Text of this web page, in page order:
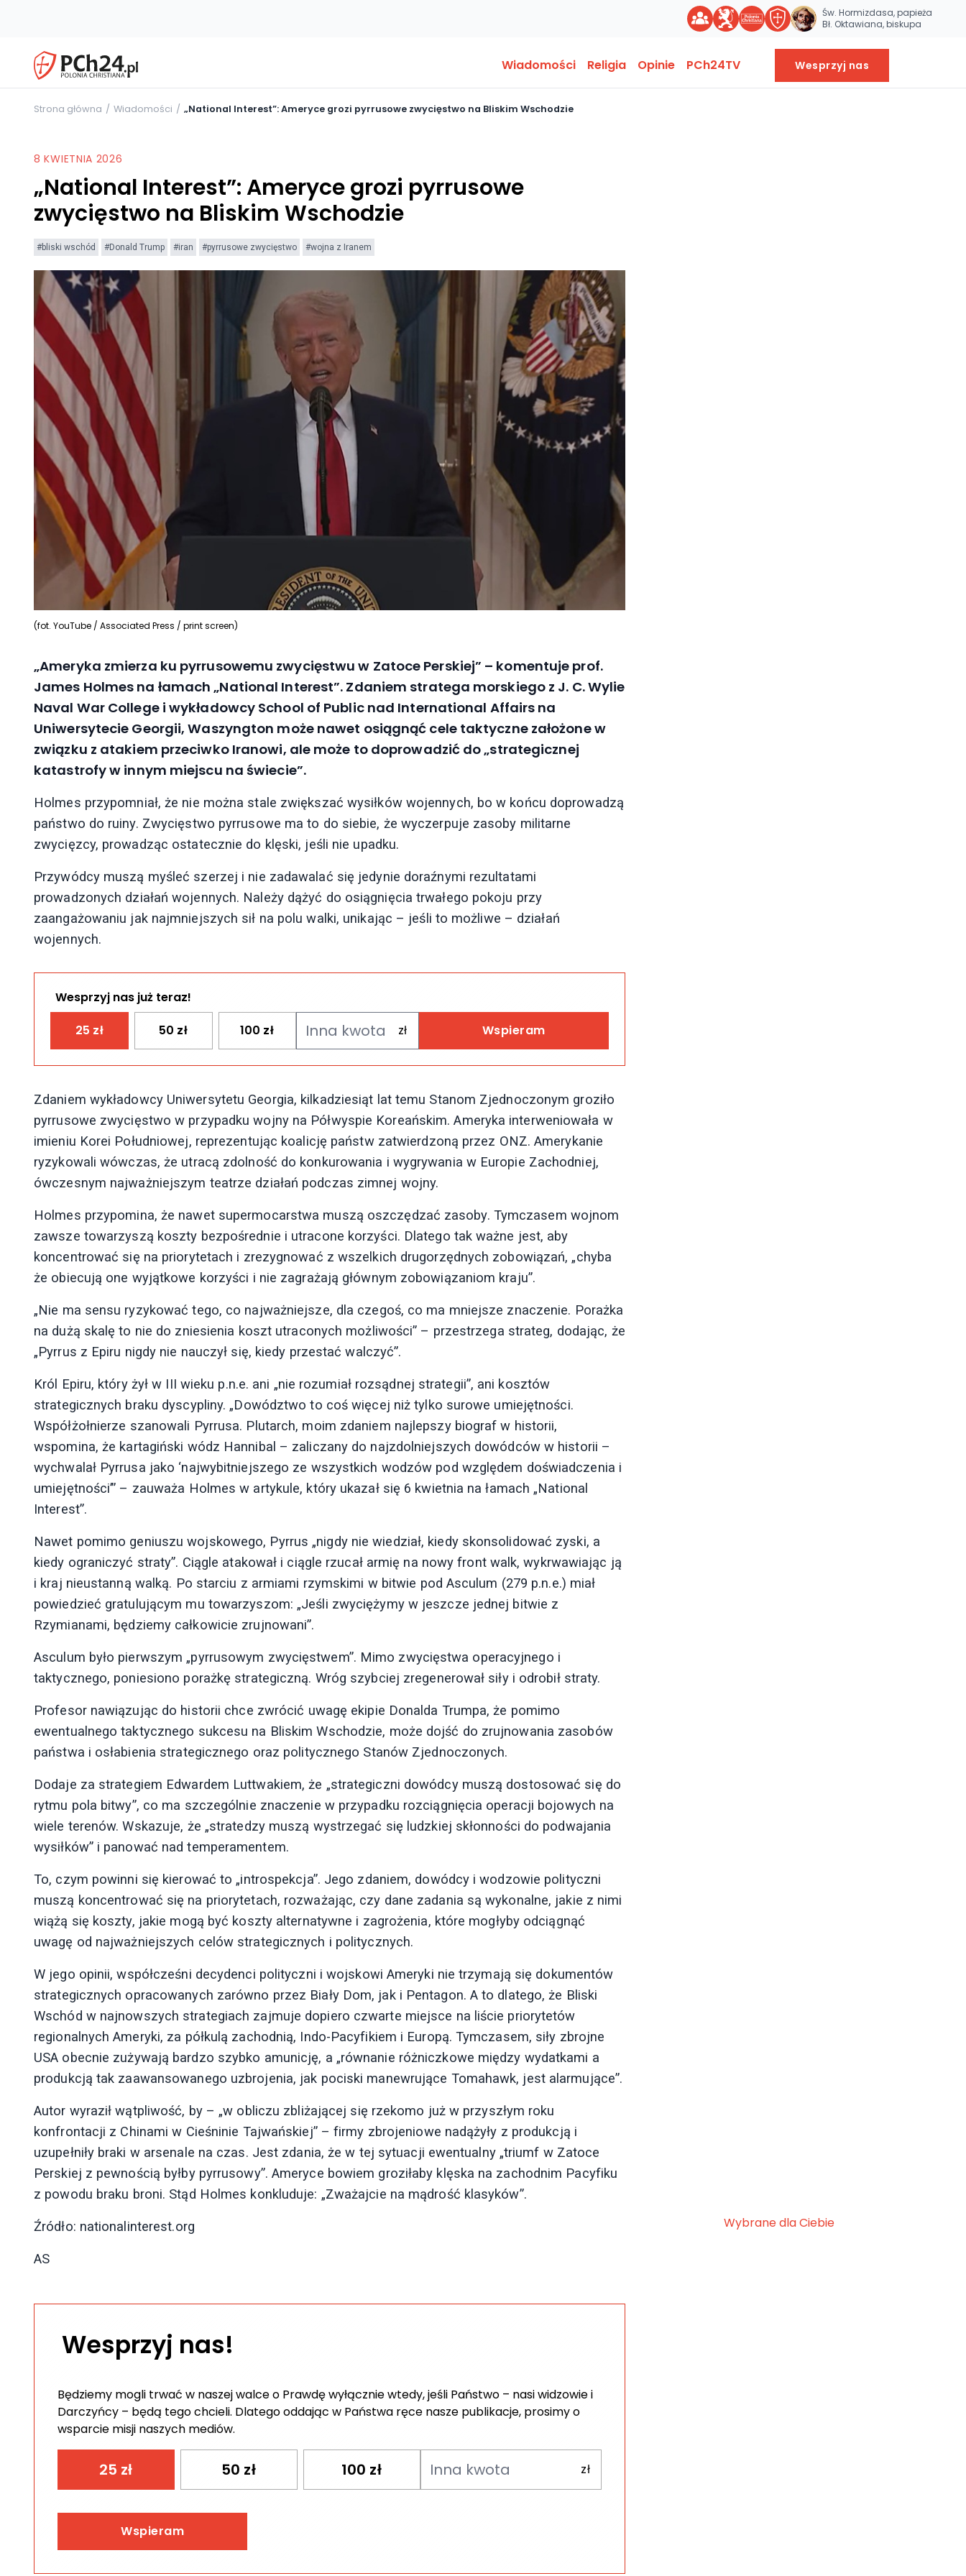
Św. Hormizdasa, papieża
Bł. Oktawiana, biskupa
Wiadomości Religia Opinie PCh24TV Wesprzyj nas
Strona główna Wiadomości „National Interest”: Ameryce grozi pyrrusowe zwycięstwo na Bliskim Wschodzie
8 KWIETNIA 2026
„National Interest”: Ameryce grozi pyrrusowe
zwycięstwo na Bliskim Wschodzie
#bliski wschód #Donald Trump #iran #pyrrusowe zwycięstwo #wojna z Iranem
(fot. YouTube / Associated Press / print screen)
„Ameryka zmierza ku pyrrusowemu zwycięstwu w Zatoce Perskiej” – komentuje prof.
James Holmes na łamach „National Interest”. Zdaniem stratega morskiego z J. C. Wylie
Naval War College i wykładowcy School of Public nad International Affairs na
Uniwersytecie Georgii, Waszyngton może nawet osiągnąć cele taktyczne założone w
związku z atakiem przeciwko Iranowi, ale może to doprowadzić do „strategicznej
katastrofy w innym miejscu na świecie”.
Holmes przypomniał, że nie można stale zwiększać wysiłków wojennych, bo w końcu doprowadzą
państwo do ruiny. Zwycięstwo pyrrusowe ma to do siebie, że wyczerpuje zasoby militarne
zwycięzcy, prowadząc ostatecznie do klęski, jeśli nie upadku.
Przywódcy muszą myśleć szerzej i nie zadawalać się jedynie doraźnymi rezultatami
prowadzonych działań wojennych. Należy dążyć do osiągnięcia trwałego pokoju przy
zaangażowaniu jak najmniejszych sił na polu walki, unikając – jeśli to możliwe – działań
wojennych.
Wesprzyj nas już teraz!
25 zł 50 zł 100 zł Wspieram
Zdaniem wykładowcy Uniwersytetu Georgia, kilkadziesiąt lat temu Stanom Zjednoczonym groziło
pyrrusowe zwycięstwo w przypadku wojny na Półwyspie Koreańskim. Ameryka interweniowała w
imieniu Korei Południowej, reprezentując koalicję państw zatwierdzoną przez ONZ. Amerykanie
ryzykowali wówczas, że utracą zdolność do konkurowania i wygrywania w Europie Zachodniej,
ówczesnym najważniejszym teatrze działań podczas zimnej wojny.
Holmes przypomina, że nawet supermocarstwa muszą oszczędzać zasoby. Tymczasem wojnom
zawsze towarzyszą koszty bezpośrednie i utracone korzyści. Dlatego tak ważne jest, aby
koncentrować się na priorytetach i zrezygnować z wszelkich drugorzędnych zobowiązań, „chyba
że obiecują one wyjątkowe korzyści i nie zagrażają głównym zobowiązaniom kraju”.
„Nie ma sensu ryzykować tego, co najważniejsze, dla czegoś, co ma mniejsze znaczenie. Porażka
na dużą skalę to nie do zniesienia koszt utraconych możliwości” – przestrzega strateg, dodając, że
„Pyrrus z Epiru nigdy nie nauczył się, kiedy przestać walczyć”.
Król Epiru, który żył w III wieku p.n.e. ani „nie rozumiał rozsądnej strategii”, ani kosztów
strategicznych braku dyscypliny. „Dowództwo to coś więcej niż tylko surowe umiejętności.
Współżołnierze szanowali Pyrrusa. Plutarch, moim zdaniem najlepszy biograf w historii,
wspomina, że ​​kartagiński wódz Hannibal – zaliczany do najzdolniejszych dowódców w historii –
wychwalał Pyrrusa jako ‘najwybitniejszego ze wszystkich wodzów pod względem doświadczenia i
umiejętności’” – zauważa Holmes w artykule, który ukazał się 6 kwietnia na łamach „National
Interest”.
Nawet pomimo geniuszu wojskowego, Pyrrus „nigdy nie wiedział, kiedy skonsolidować zyski, a
kiedy ograniczyć straty”. Ciągle atakował i ciągle rzucał armię na nowy front walk, wykrwawiając ją
i kraj nieustanną walką. Po starciu z armiami rzymskimi w bitwie pod Asculum (279 p.n.e.) miał
powiedzieć gratulującym mu towarzyszom: „Jeśli zwyciężymy w jeszcze jednej bitwie z
Rzymianami, będziemy całkowicie zrujnowani”.
Asculum było pierwszym „pyrrusowym zwycięstwem”. Mimo zwycięstwa operacyjnego i
taktycznego, poniesiono porażkę strategiczną. Wróg szybciej zregenerował siły i odrobił straty.
Profesor nawiązując do historii chce zwrócić uwagę ekipie Donalda Trumpa, że pomimo
ewentualnego taktycznego sukcesu na Bliskim Wschodzie, może dojść do zrujnowania zasobów
państwa i osłabienia strategicznego oraz politycznego Stanów Zjednoczonych.
Dodaje za strategiem Edwardem Luttwakiem, że „strategiczni dowódcy muszą dostosować się do
rytmu pola bitwy”, co ma szczególnie znaczenie w przypadku rozciągnięcia operacji bojowych na
wiele terenów. Wskazuje, że „stratedzy muszą wystrzegać się ludzkiej skłonności do podwajania
wysiłków” i panować nad temperamentem.
To, czym powinni się kierować to „introspekcja”. Jego zdaniem, dowódcy i wodzowie polityczni
muszą koncentrować się na priorytetach, rozważając, czy dane zadania są wykonalne, jakie z nimi
wiążą się koszty, jakie mogą być koszty alternatywne i zagrożenia, które mogłyby odciągnąć
uwagę od najważniejszych celów strategicznych i politycznych.
W jego opinii, współcześni decydenci polityczni i wojskowi Ameryki nie trzymają się dokumentów
strategicznych opracowanych zarówno przez Biały Dom, jak i Pentagon. A to dlatego, że Bliski
Wschód w najnowszych strategiach zajmuje dopiero czwarte miejsce na liście priorytetów
regionalnych Ameryki, za półkulą zachodnią, Indo-Pacyfikiem i Europą. Tymczasem, siły zbrojne
USA obecnie zużywają bardzo szybko amunicję, a „równanie różniczkowe między wydatkami a
produkcją tak zaawansowanego uzbrojenia, jak pociski manewrujące Tomahawk, jest alarmujące”.
Autor wyraził wątpliwość, by – „w obliczu zbliżającej się rzekomo już w przyszłym roku
konfrontacji z Chinami w Cieśninie Tajwańskiej” – firmy zbrojeniowe nadążyły z produkcją i
uzupełniły braki w arsenale na czas. Jest zdania, że w tej sytuacji ewentualny „triumf w Zatoce
Perskiej z pewnością byłby pyrrusowy”. Ameryce bowiem groziłaby klęska na zachodnim Pacyfiku
z powodu braku broni. Stąd Holmes konkluduje: „Zważajcie na mądrość klasyków”.
Źródło: nationalinterest.org
AS
Wesprzyj nas!
Będziemy mogli trwać w naszej walce o Prawdę wyłącznie wtedy, jeśli Państwo – nasi widzowie i
Darczyńcy – będą tego chcieli. Dlatego oddając w Państwa ręce nasze publikacje, prosimy o
wsparcie misji naszych mediów.
25 zł 50 zł 100 zł
Wspieram
Wybrane dla Ciebie